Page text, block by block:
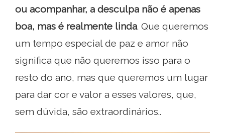
ou acompanhar, a desculpa não é apenas
boa, mas é realmente linda. Que queremos
um tempo especial de paz e amor não
significa que não queremos isso para o
resto do ano, mas que queremos um lugar
para dar cor e valor a esses valores, que,
sem dúvida, são extraordinários..